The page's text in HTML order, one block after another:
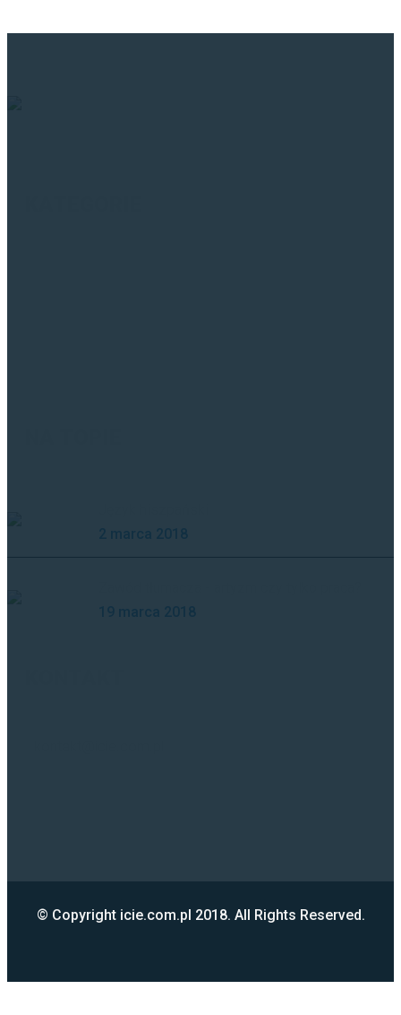
© Copyright icie.com.pl 2018. All Rights Reserved.